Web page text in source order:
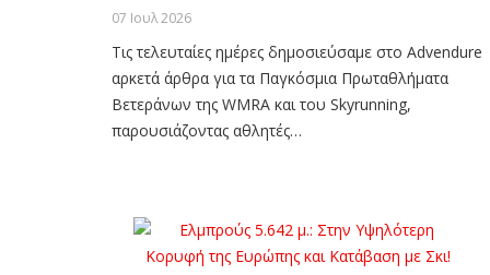
07 Ιουλ 2026
Τις τελευταίες ημέρες δημοσιεύσαμε στο Advendure
αρκετά άρθρα για τα Παγκόσμια Πρωταθλήματα
Βετεράνων της WMRA και του Skyrunning,
παρουσιάζοντας αθλητές…